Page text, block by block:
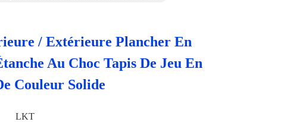
/ Extérieure Plancher En
Au Choc Tapis De Jeu En
Couleur Solide
LKT